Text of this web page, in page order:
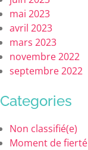
mai 2023
avril 2023
mars 2023
novembre 2022
septembre 2022
Categories
Non classifié(e)
Moment de fierté